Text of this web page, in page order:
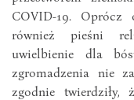
COVID-19. Oprócz
również pieśni
uwielbienie dla
zgromadzenia nie
zgodnie